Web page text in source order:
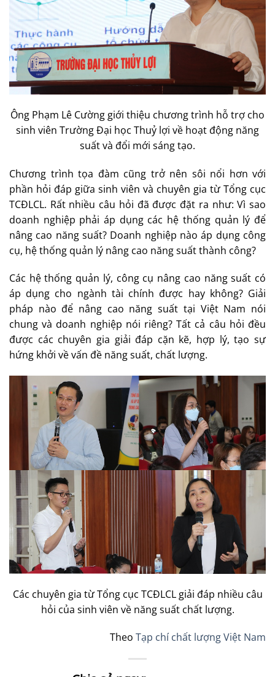
Ông Phạm Lê Cường giới thiệu chương trình hỗ trợ cho
sinh viên Trường Đại học Thuỷ lợi về hoạt động năng
suất và đổi mới sáng tạo.
Chương trình tọa đàm cũng trở nên sôi nổi hơn với
phần hỏi đáp giữa sinh viên và chuyên gia từ Tổng cục
TCĐLCL. Rất nhiều câu hỏi đã được đặt ra như: Vì sao
doanh nghiệp phải áp dụng các hệ thống quản lý để
nâng cao năng suất? Doanh nghiệp nào áp dụng công
cụ, hệ thống quản lý nâng cao năng suất thành công?
Các hệ thống quản lý, công cụ nâng cao năng suất có
áp dụng cho ngành tài chính được hay không? Giải
pháp nào để nâng cao năng suất tại Việt Nam nói
chung và doanh nghiệp nói riêng? Tất cả câu hỏi đều
được các chuyên gia giải đáp cặn kẽ, hợp lý, tạo sự
hứng khởi về vấn đề năng suất, chất lượng.
Các chuyên gia từ Tổng cục TCĐLCL giải đáp nhiều câu
hỏi của sinh viên về năng suất chất lượng.
Theo Tạp chí chất lượng Việt Nam